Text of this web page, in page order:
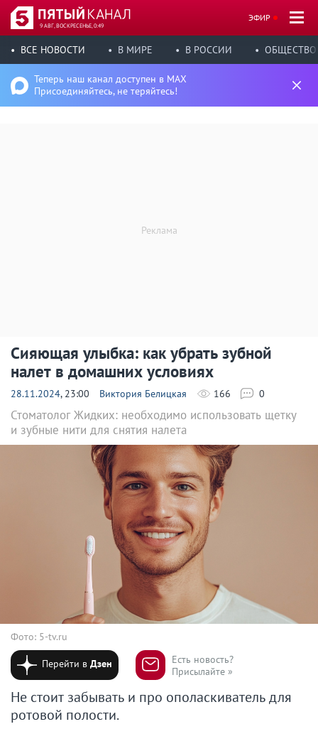
9 АВГ, ВОСКРЕСЕНЬЕ, 0:49
ЭФИР
ВСЕ НОВОСТИ В МИРЕ В РОССИИ ОБЩЕСТВО
Теперь наш канал доступен в MAX
Присоединяйтесь, не теряйтесь!
Сияющая улыбка: как убрать зубной
налет в домашних условиях
28.11.2024, 23:00 Виктория Белицкая 166 0
Стоматолог Жидких: необходимо использовать щетку
и зубные нити для снятия налета
Фото: 5-tv.ru
Перейти вДзен
Есть новость?
Присылайте »
Не стоит забывать и про ополаскиватель для
ротовой полости.